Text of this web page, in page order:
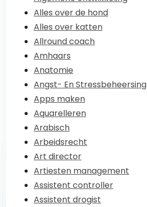
Alles over de hond
Alles over katten
Allround coach
Amhaars
Anatomie
Angst- En Stressbeheersing
Apps maken
Aquarelleren
Arabisch
Arbeidsrecht
Art director
Artiesten management
Assistent controller
Assistent drogist